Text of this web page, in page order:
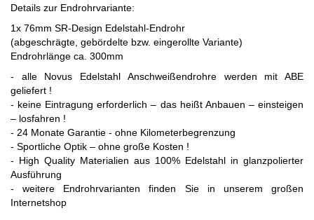
Details zur Endrohrvariante:
1x 76mm SR-Design Edelstahl-Endrohr
(abgeschrägte, gebördelte bzw. eingerollte Variante)
Endrohrlänge ca. 300mm
- alle Novus Edelstahl Anschweißendrohre werden mit ABE
geliefert !
- keine Eintragung erforderlich – das heißt Anbauen – einsteigen
– losfahren !
- 24 Monate Garantie - ohne Kilometerbegrenzung
- Sportliche Optik – ohne große Kosten !
- High Quality Materialien aus 100% Edelstahl in glanzpolierter
Ausführung
- weitere Endrohrvarianten finden Sie in unserem großen
Internetshop